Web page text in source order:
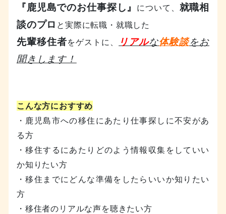
『鹿児島でのお仕事探し』 について、 就職相
談のプロ と実際に転職・就職した
先輩移住者をゲストに、 リアルな体験談をお
聞きします！
こんな方におすすめ
・鹿児島市への移住にあたり仕事探しに不安があ
る方
・移住するにあたりどのよう情報収集をしていい
か知りたい方
・移住までにどんな準備をしたらいいか知りたい
方
・移住者のリアルな声を聴きたい方